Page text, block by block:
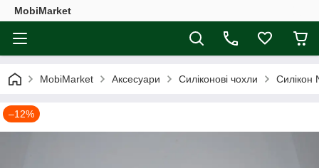
MobiMarket
MobiMarket Аксесуари Силіконові чохли Силікон
–12%